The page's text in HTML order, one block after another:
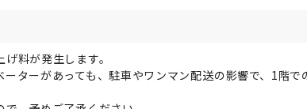
料が発生します。
ターがあっても、駐車やワンマン配送の影響で、1階で